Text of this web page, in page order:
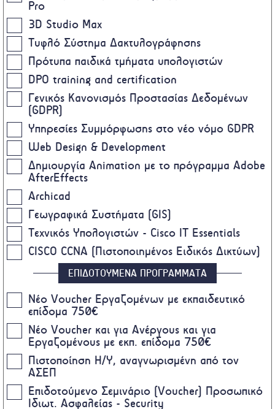
Pro
3D Studio Max
Τυφλό Σύστημα Δακτυλογράφησης
Πρότυπα παιδικά τμήματα υπολογιστών
DPO training and certification
Γενικός Κανονισμός Προστασίας Δεδομένων
(GDPR)
Υπηρεσίες Συμμόρφωσης στο νέο νόμο GDPR
Web Design & Development
Δημιουργία Animation με το πρόγραμμα Adobe
AfterEffects
Archicad
Γεωγραφικά Συστήματα (GIS)
Τεχνικός Υπολογιστών - Cisco IT Essentials
CISCO CCNA (Πιστοποιημένος Ειδικός Δικτύων)
ΕΠΙΔΟΤΟΥΜΕΝΑ ΠΡΟΓΡΑΜΜΑΤΑ
Nέο Voucher Εργαζομένων με εκπαιδευτικό
επίδομα 750€
Νέο Voucher και για Ανέργους και για
Εργαζομένους με εκπ. επίδομα 750€
Πιστοποίηση Η/Υ, αναγνωρισμένη από τον
ΑΣΕΠ
Επιδοτούμενο Σεμινάριο (Voucher) Προσωπικό
Ιδιωτ. Ασφαλείας - Security